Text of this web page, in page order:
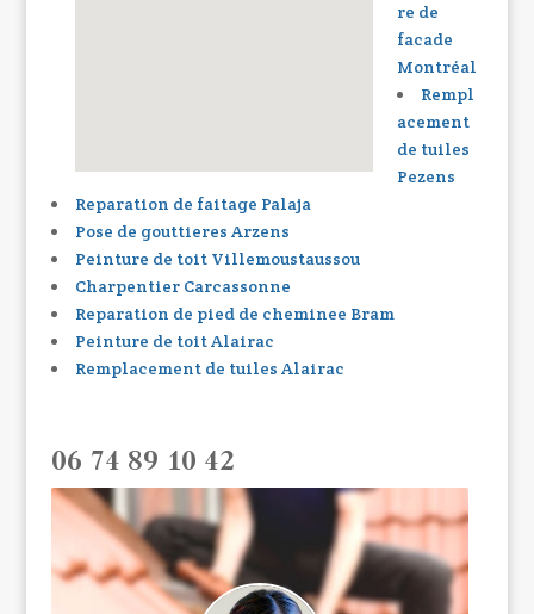
re de
facade
Montréal
Rempl
acement
de tuiles
Pezens
Reparation de faitage Palaja
Pose de gouttieres Arzens
Peinture de toit Villemoustaussou
Charpentier Carcassonne
Reparation de pied de cheminee Bram
Peinture de toit Alairac
Remplacement de tuiles Alairac
06 74 89 10 42